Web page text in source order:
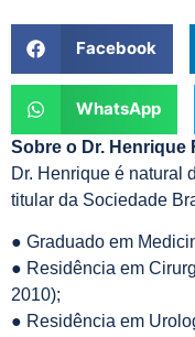
Facebook
WhatsApp
Sobre o Dr.
Dr. Henrique é natural
titular da Sociedade
● Graduado em
● Residência em
2010);
● Residência em